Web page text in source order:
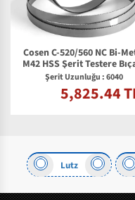
Cosen C-520/560 NC Bi-
M42 HSS Şerit Testere
Şerit Uzunluğu : 6040
5,825.44
Lutz